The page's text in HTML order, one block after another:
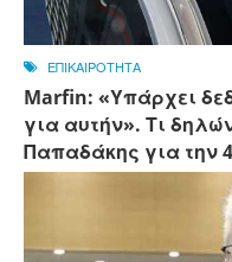
ΕΠΙΚΑΙΡΟΤΗΤΑ
Marfin: «Υπάρχει
για αυτήν». Τι
Παπαδάκης για την